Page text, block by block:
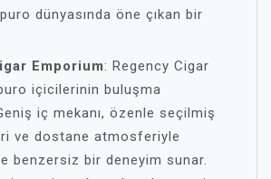
dünyasında öne çıkan bir
Emporium: Regency Cigar
içicilerinin buluşma
iç mekanı, özenle seçilmiş
ve dostane atmosferiyle
benzersiz bir deneyim sunar.